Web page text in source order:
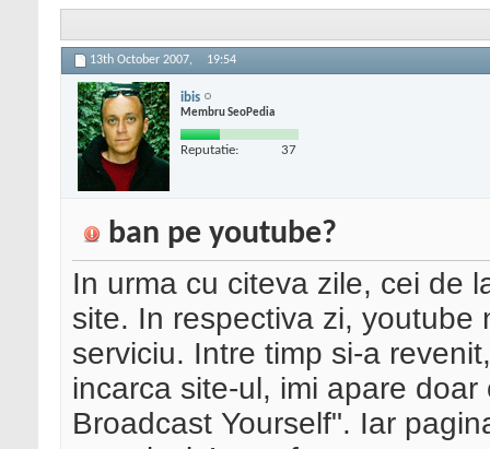
13th October 2007, 19:54
ibis
Membru SeoPedia
Reputatie: 37
ban pe youtube?
In urma cu citeva zile, cei de
site. In respectiva zi, youtube
serviciu. Intre timp si-a
incarca site-ul, imi apare
Broadcast Yourself". Iar